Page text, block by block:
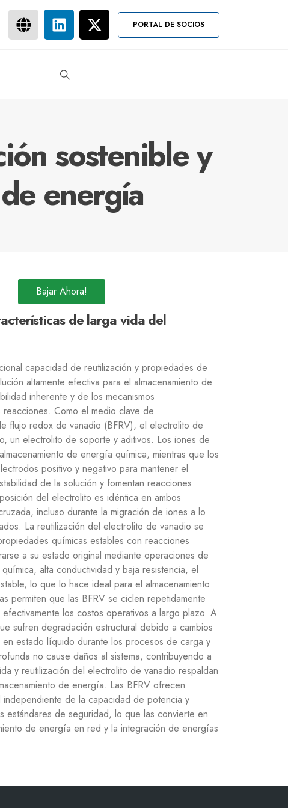
PORTAL DE SOCIOS
sostenible y
energía
Bajar Ahora!
de larga vida del
capacidad de reutilización y propiedades de
altamente efectiva para el almacenamiento de
inherente y de los mecanismos
Como el medio clave de
flujo redox de vanadio (BFRV), el electrolito de
un electrolito de soporte y aditivos. Los iones de
de energía química, mientras que los
positivo y negativo para mantener el
de la solución y fomentan reacciones
del electrolito es idéntica en ambos
incluso durante la migración de iones a lo
La reutilización del electrolito de vanadio se
químicas estables con reacciones
a su estado original mediante operaciones de
alta conductividad y baja resistencia, el
lo que lo hace ideal para el almacenamiento
permiten que las BFRV se ciclen repetidamente
los costos operativos a largo plazo. A
sufren degradación estructural debido a cambios
estado líquido durante los procesos de carga y
no cause daños al sistema, contribuyendo a
y reutilización del electrolito de vanadio respaldan
de energía. Las BFRV ofrecen
de la capacidad de potencia y
estándares de seguridad, lo que las convierte en
de energía en red y la integración de energías